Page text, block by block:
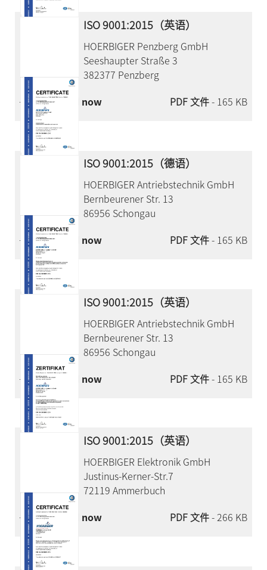
ISO 9001:2015（英语）
HOERBIGER Penzberg GmbH
Seeshaupter Straße 3
382377 Penzberg
Download now
PDF 文件- 165 KB
ISO 9001:2015（德语）
HOERBIGER Antriebstechnik GmbH
Bernbeurener Str. 13
86956 Schongau
Download now
PDF 文件- 165 KB
ISO 9001:2015（英语）
HOERBIGER Antriebstechnik GmbH
Bernbeurener Str. 13
86956 Schongau
Download now
PDF 文件- 165 KB
ISO 9001:2015（英语）
HOERBIGER Elektronik GmbH
Justinus-Kerner-Str.7
72119 Ammerbuch
Download now
PDF 文件- 266 KB